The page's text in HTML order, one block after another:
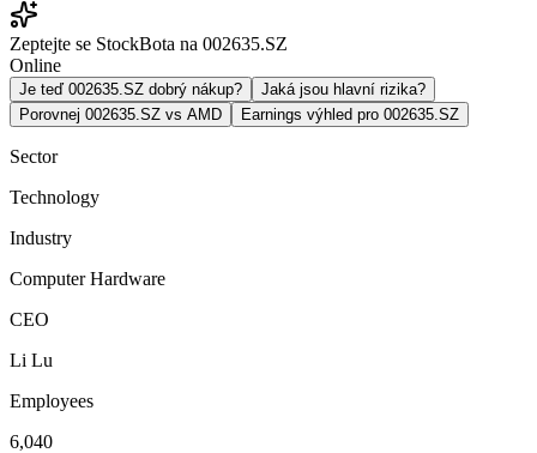
Zeptejte se StockBota na 002635.SZ
Online
Je teď 002635.SZ dobrý nákup?
Jaká jsou hlavní rizika?
Porovnej 002635.SZ vs AMD
Earnings výhled pro 002635.SZ
Sector
Technology
Industry
Computer Hardware
CEO
Li Lu
Employees
6,040